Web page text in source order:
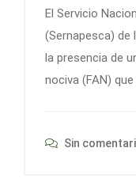
El Servicio
(Sernapesca)
la presencia de
nociva (FAN)
Sin